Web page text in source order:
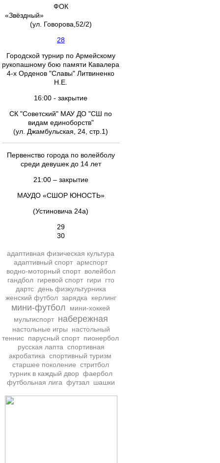
ФОК
«Звёздный»
(ул. Говорова,52/2)
28
Городской турнир по Армейскому
рукопашному бою памяти Кавалера
4-х Орденов "Славы" Литвиненко
Н.Е.
16:00 - закрытие
СК "Советский" МАУ ДО "СШ по
видам единоборств"
(ул. Джамбульская, 24, стр.1)
Первенство города по волейболу
среди девушек до 14 лет
21:00 – закрытие
МАУДО «СШОР ЮНОСТЬ»
(Устиновича 24а)
29
30
адаптивная физическая культура
адаптивный спорт армспорт
водно-моторный спорт волейбол
гандбол гиревой спорт гири
гто
дартс день физкультурника
женский футбол зарядка керлинг
мини-футбол
мини-хоккей
мультиспорт набережная
настольные игры
настольный
теннис парусный спорт пионербол
русская лапта спортивная
акробатика спортивный туризм
старшее поколение стритбол
турник в каждый двор фаербол
футбольная лига футзал шашки